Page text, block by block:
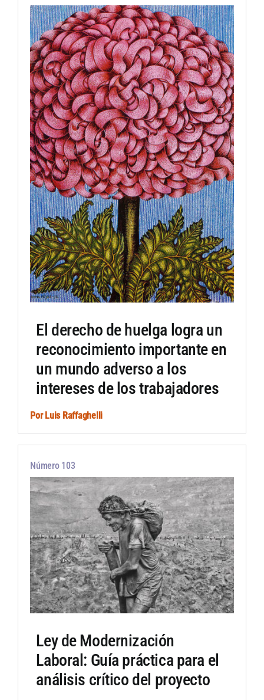
Artículos por autor
Artículos por sección
El derecho de huelga logra un
reconocimiento importante en
un mundo adverso a los
intereses de los trabajadores
PorLuis Raffaghelli
Número 103
Ley de Modernización
Laboral: Guía práctica para el
análisis crítico del proyecto